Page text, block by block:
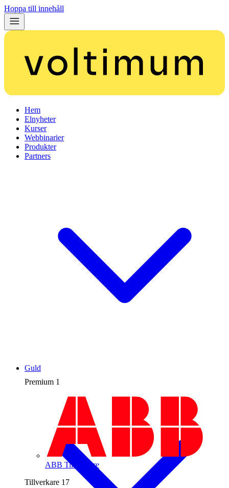
Hoppa till innehåll
Hem
Elnyheter
Kurser
Webbinarier
Produkter
Partners
Premium 1
ABB Tillverkare
Tillverkare 17
Guld